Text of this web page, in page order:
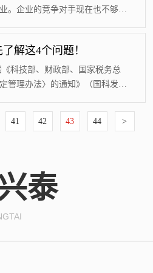
全面增强...
。企业的竞争对手现在也不够条
区2：只有制造企业才可以申请
为都是制造型企业，工业企业。
业时，很...
解这4个问题！
科技部、财政部、国家税务总
管理办法〉的通知》（国科发火
术成果转化，形成企业核心自主
41 42 43 44 >
泰